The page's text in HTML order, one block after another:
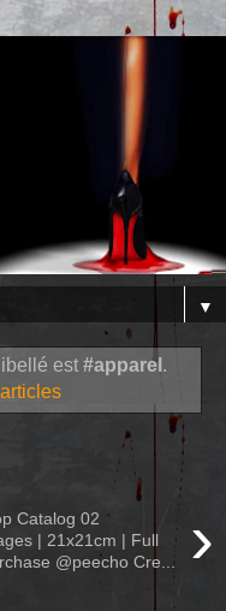
▼
est #apparel .
›
02
| 21x21cm | Full
@peecho Cre...